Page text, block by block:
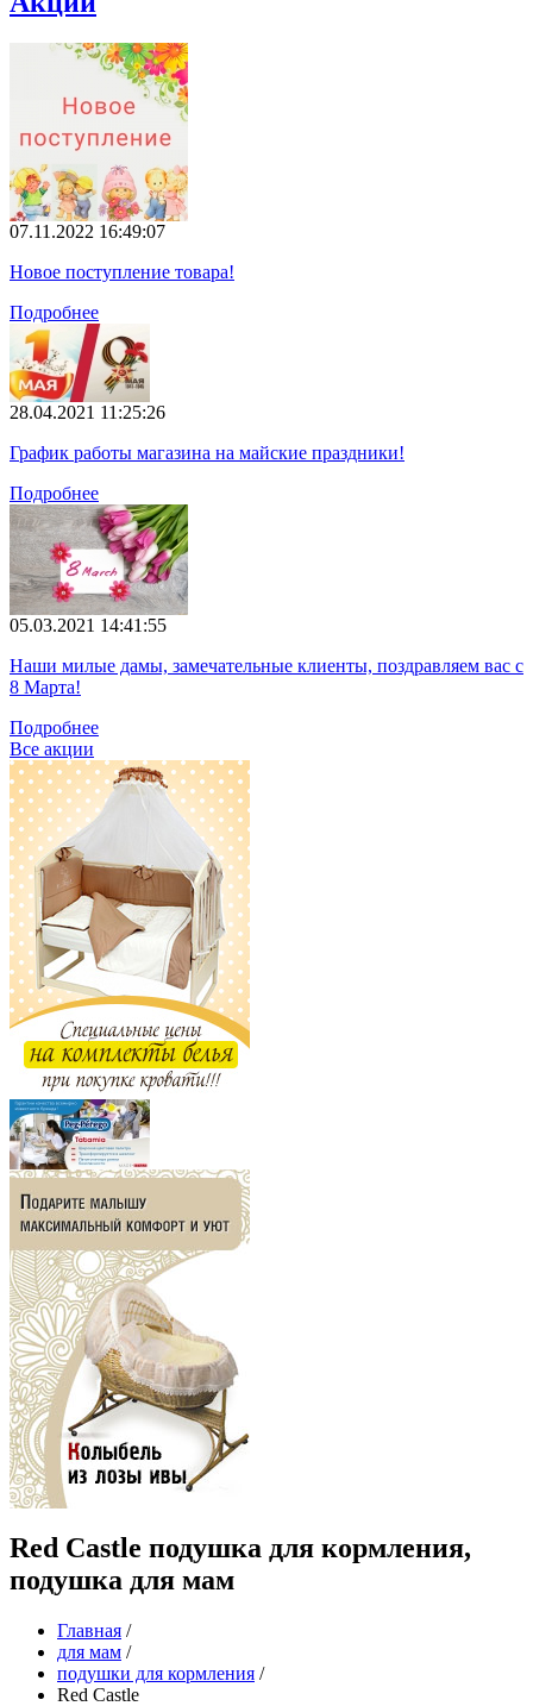
07.11.2022 16:49:07
Новое поступление товара!
Подробнее
28.04.2021 11:25:26
График работы магазина на майские праздники!
Подробнее
05.03.2021 14:41:55
Наши милые дамы, замечательные клиенты, поздравляем вас с
8 Марта!
Подробнее
Все акции
Red Castle подушка для кормления,
подушка для мам
Главная /
для мам /
подушки для кормления /
Red Castle